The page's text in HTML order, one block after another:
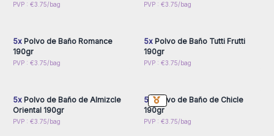
nutrida.
Cada bolsita de polvos de baño está hecho de una
de ácido cítrico y bicarbonato de sodio
Además,
PVP : €3.75/bag PVP : €3.75/bag
Inicie sesión o regístrese
5xPolvo de Baño Romance
190gr
PVP : €3.75/bag
Inicie sesión o regístrese
5xPolvo de Baño Tutti Frutti
190gr
PVP : €3.75/bag
Inicie sesión o regístrese
5xPolvo de Baño de Almizcle
Oriental 190gr
PVP : €3.75/bag
Inicie sesión o regístrese
5x Polvo de Baño de Chicle
190gr
PVP : €3.75/bag
Inicie sesión o regístrese
Inicie sesión o regístrese